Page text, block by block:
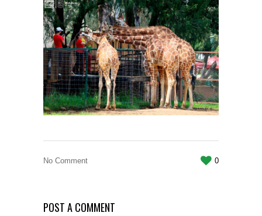
No Comment 0
POST A COMMENT